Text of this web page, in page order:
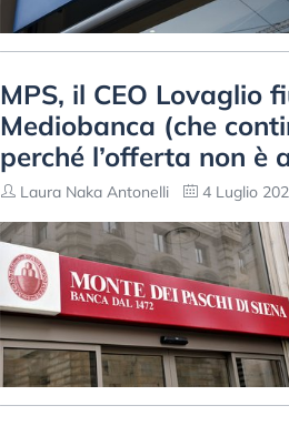
MPS, il CEO Lovaglio
Mediobanca (che
perché l’offerta non è
Laura Naka Antonelli 4 Luglio